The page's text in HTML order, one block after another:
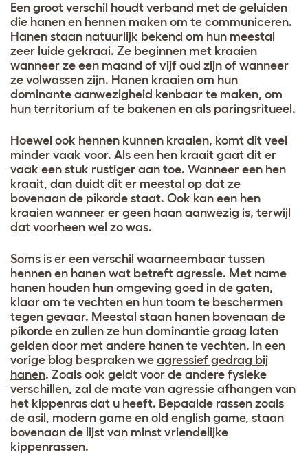
Een groot verschil houdt verband met de geluiden
die hanen en hennen maken om te communiceren.
Hanen staan natuurlijk bekend om hun meestal
zeer luide gekraai. Ze beginnen met kraaien
wanneer ze een maand of vijf oud zijn of wanneer
ze volwassen zijn. Hanen kraaien om hun
dominante aanwezigheid kenbaar te maken, om
hun territorium af te bakenen en als paringsritueel.
Hoewel ook hennen kunnen kraaien, komt dit veel
minder vaak voor. Als een hen kraait gaat dit er
vaak een stuk rustiger aan toe. Wanneer een hen
kraait, dan duidt dit er meestal op dat ze
bovenaan de pikorde staat. Ook kan een hen
kraaien wanneer er geen haan aanwezig is, terwijl
dat voorheen wel zo was.
Soms is er een verschil waarneembaar tussen
hennen en hanen wat betreft agressie. Met name
hanen houden hun omgeving goed in de gaten,
klaar om te vechten en hun toom te beschermen
tegen gevaar. Meestal staan hanen bovenaan de
pikorde en zullen ze hun dominantie graag laten
gelden door met andere hanen te vechten. In een
vorige blog bespraken we agressief gedrag bij
hanen. Zoals ook geldt voor de andere fysieke
verschillen, zal de mate van agressie afhangen van
het kippenras dat u heeft. Bepaalde rassen zoals
de asil, modern game en old english game, staan
bovenaan de lijst van minst vriendelijke
kippenrassen.